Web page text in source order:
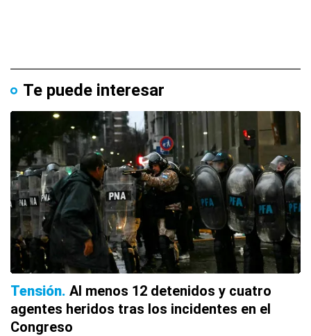
Te puede interesar
Tensión Al menos 12 detenidos y cuatro
agentes heridos tras los incidentes en el
Congreso